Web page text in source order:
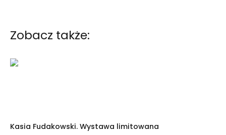
Zobacz także:
Kasia Fudakowski. Wystawa limitowana